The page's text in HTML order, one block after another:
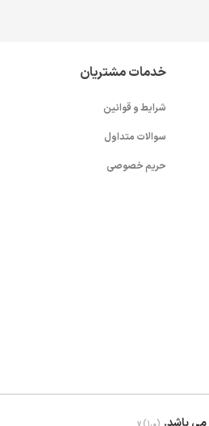
خدمات مشتریان
شرایط و قوانین
سوالات متداول
حریم خصوصی